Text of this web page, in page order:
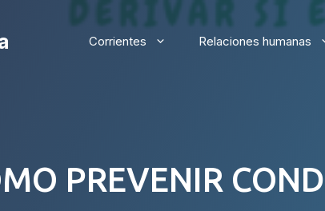
Corrientes Relaciones humanas
PREVENIR